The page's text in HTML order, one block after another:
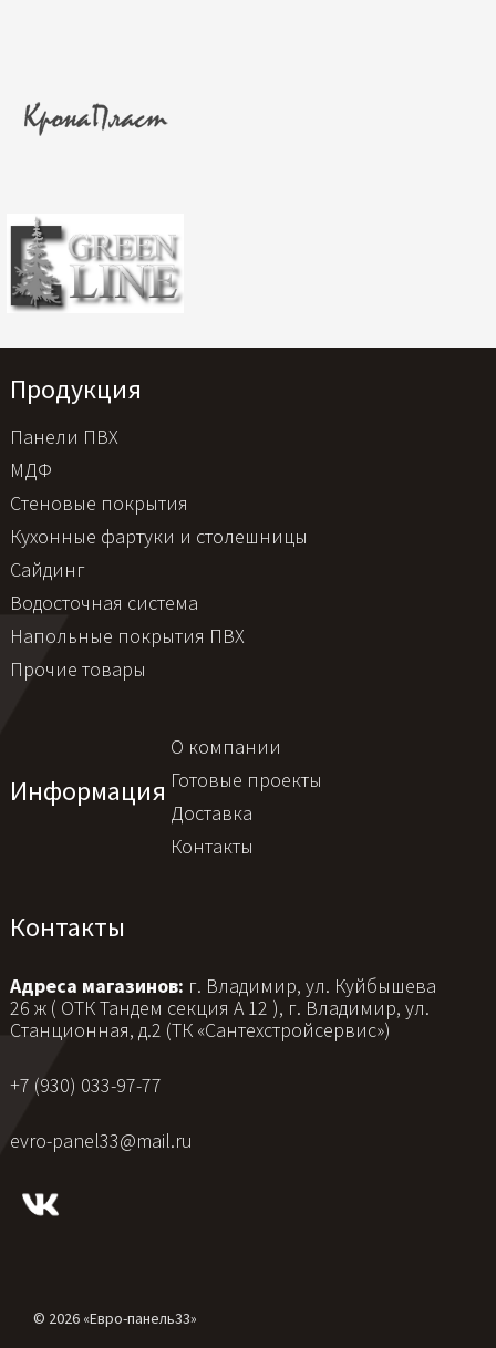
Продукция
Панели ПВХ
МДФ
Стеновые покрытия
Кухонные фартуки и столешницы
Сайдинг
Водосточная система
Напольные покрытия ПВХ
Прочие товары
Информация
О компании
Готовые проекты
Доставка
Контакты
Контакты
Адреса магазинов: г. Владимир, ул. Куйбышева
26 ж ( ОТК Тандем секция А 12 ), г. Владимир, ул.
Станционная, д.2 (ТК «Сантехстройсервис»)
+7 (930) 033-97-77
evro-panel33@mail.ru
© 2026 «Евро-панель33»